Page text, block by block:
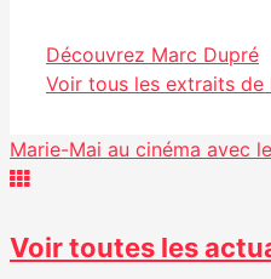
Partager
Découvrez Marc Dupré
Voir tous les extraits de
Marie-Mai au cinéma avec
Voir toutes les